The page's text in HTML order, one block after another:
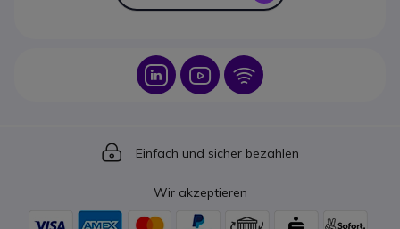
Icon Icon Icon
Icon
Einfach und sicher bezahlen
Wir akzeptieren